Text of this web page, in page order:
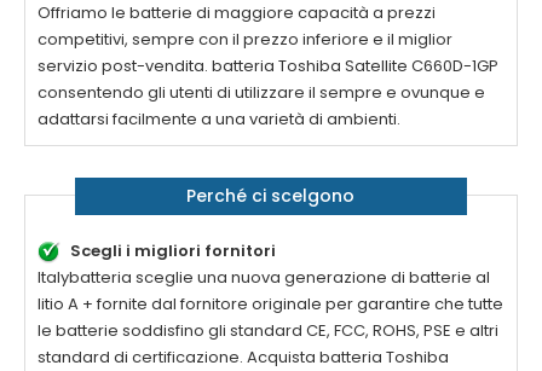
Offriamo le batterie di maggiore capacità a prezzi
competitivi, sempre con il prezzo inferiore e il miglior
servizio post-vendita. batteria Toshiba Satellite C660D-1GP
consentendo gli utenti di utilizzare il sempre e ovunque e
adattarsi facilmente a una varietà di ambienti.
Perché ci scelgono
Scegli i migliori fornitori
Italybatteria sceglie una nuova generazione di batterie al
litio A + fornite dal fornitore originale per garantire che tutte
le batterie soddisfino gli standard CE, FCC, ROHS, PSE e altri
standard di certificazione. Acquista batteria Toshiba